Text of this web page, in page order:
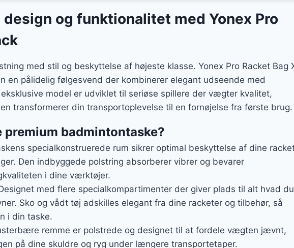
og funktionalitet med Yonex Pro
med stil og beskyttelse af højeste klasse. Yonex Pro Racket Bag
en pålidelig følgesvend der kombinerer elegant udseende med
model er udviklet til seriøse spillere der vægter kvalitet,
transformerer din transportoplevelse til en fornøjelse fra første brug.
badmintontaske?
specialkonstruerede rum sikrer optimal beskyttelse af dine
Den indbyggede polstring absorberer vibrer og bevarer
i dine værktøjer.
med flere specialkompartimenter der giver plads til alt hvad du
Sko og vådt tøj adskilles elegant fra dine racketer og tilbehør, så
i din taske.
remme er polstrede og designet til at fordele vægten jævnt,
på dine skuldre og ryg under længere transportetaper.